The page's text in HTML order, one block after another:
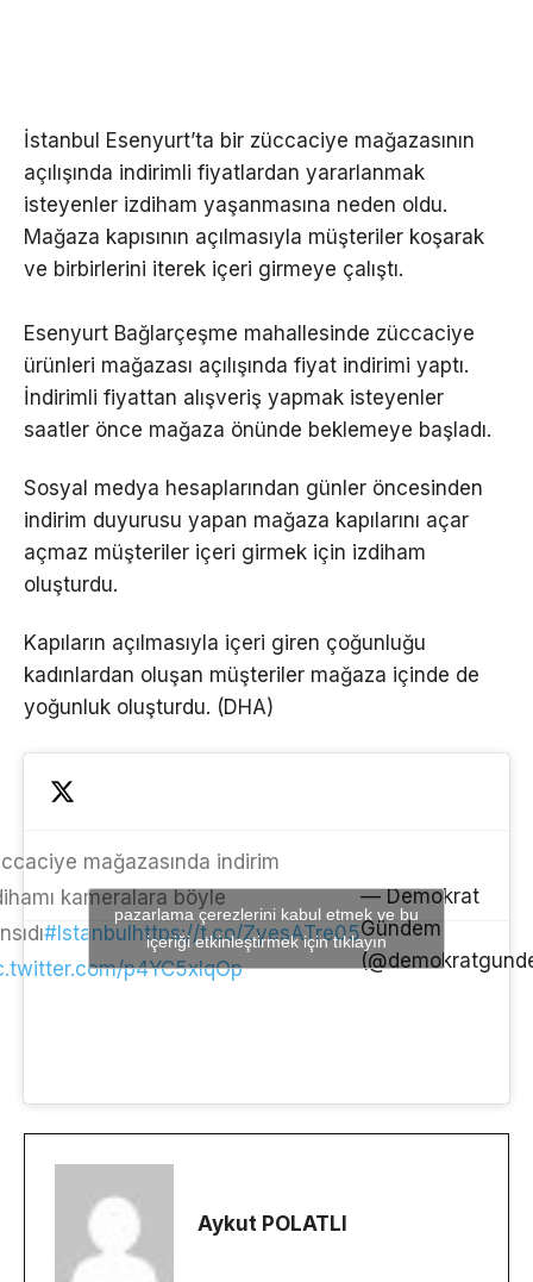
İstanbul Esenyurt’ta bir züccaciye mağazasının
açılışında indirimli fiyatlardan yararlanmak
isteyenler izdiham yaşanmasına neden oldu.
Mağaza kapısının açılmasıyla müşteriler koşarak
ve birbirlerini iterek içeri girmeye çalıştı.
Esenyurt Bağlarçeşme mahallesinde züccaciye
ürünleri mağazası açılışında fiyat indirimi yaptı.
İndirimli fiyattan alışveriş yapmak isteyenler
saatler önce mağaza önünde beklemeye başladı.
Sosyal medya hesaplarından günler öncesinden
indirim duyurusu yapan mağaza kapılarını açar
açmaz müşteriler içeri girmek için izdiham
oluşturdu.
Kapıların açılmasıyla içeri giren çoğunluğu
kadınlardan oluşan müşteriler mağaza içinde de
yoğunluk oluşturdu. (DHA)
mağazasında indirim
kameralara böyle
#Istanbul https://t.co/ZyesATre05
p4YC5xIqOp
— Demokrat
Gündem
pazarlama çerezlerini kabul etmek ve bu
içeriği etkinleştirmek için tıklayın
Aykut POLATLI